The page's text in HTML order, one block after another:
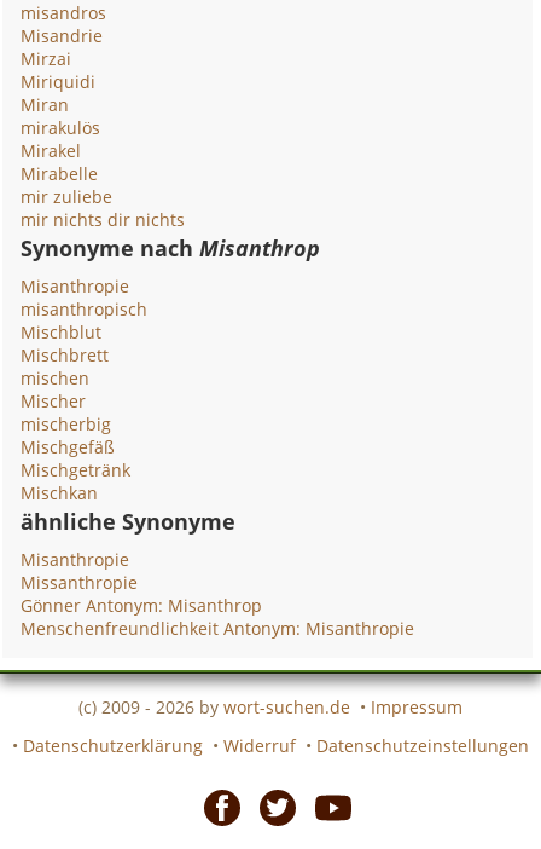
misandros
Misandrie
Mirzai
Miriquidi
Miran
mirakulös
Mirakel
Mirabelle
mir zuliebe
mir nichts dir nichts
Synonyme nachMisanthrop
Misanthropie
misanthropisch
Mischblut
Mischbrett
mischen
Mischer
mischerbig
Mischgefäß
Mischgetränk
Mischkan
ähnliche Synonyme
Misanthropie
Missanthropie
Gönner Antonym: Misanthrop
Menschenfreundlichkeit Antonym: Misanthropie
(c) 2009 - 2026 by wort-suchen.de • Impressum
• Datenschutzerklärung • Widerruf • Datenschutzeinstellungen